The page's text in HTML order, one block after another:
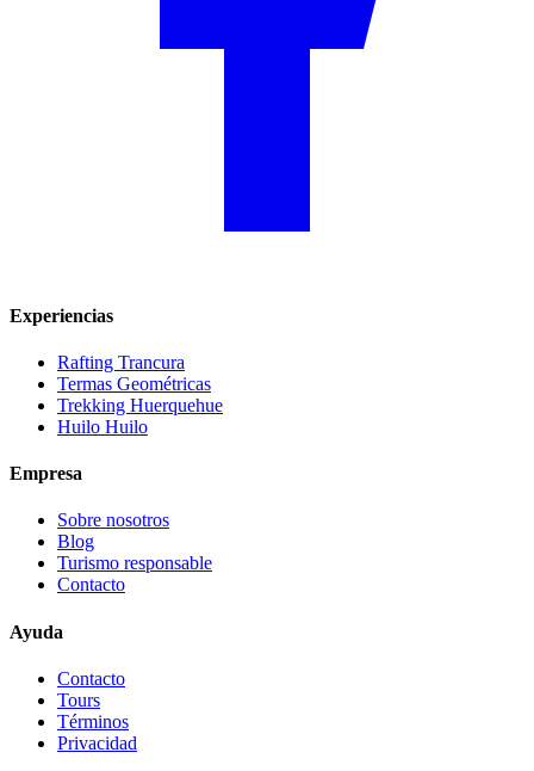
Experiencias
Rafting Trancura
Termas Geométricas
Trekking Huerquehue
Huilo Huilo
Empresa
Sobre nosotros
Blog
Turismo responsable
Contacto
Ayuda
Contacto
Tours
Términos
Privacidad